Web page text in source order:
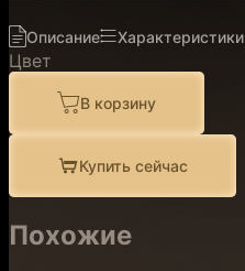
Описание
Характеристики
Цвет
В корзину
Купить сейчас
Похожие